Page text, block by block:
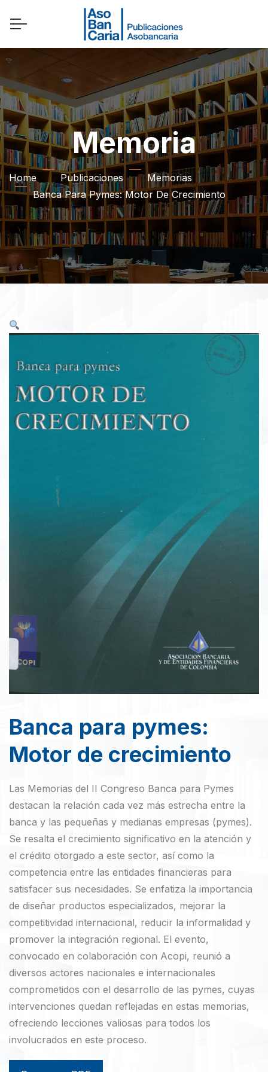
Memoria
Home Publicaciones
Memorias
Banca Para Pymes: Motor De Crecimiento
Banca para pymes:
Motor de crecimiento
Las Memorias del II Congreso Banca para Pymes
destacan la relación cada vez más estrecha entre la
banca y las pequeñas y medianas empresas (pymes).
Se resalta el crecimiento significativo en la atención y
el crédito otorgado a este sector, así como la
competencia entre las entidades financieras para
satisfacer sus necesidades. Se enfatiza la importancia
de diseñar productos especializados, mejorar la
competitividad internacional, reducir la informalidad y
promover la integración regional. El evento,
convocado en colaboración con Acopi, reunió a
diversos actores nacionales e internacionales
comprometidos con el desarrollo de las pymes, cuyas
intervenciones quedan reflejadas en estas memorias,
ofreciendo lecciones valiosas para todos los
involucrados en este proceso.